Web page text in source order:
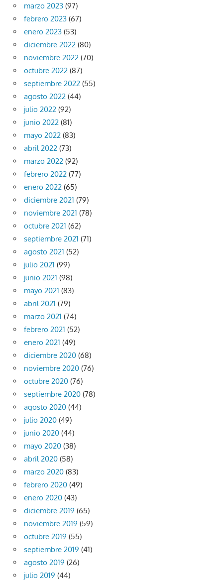
marzo 2023 (97)
febrero 2023 (67)
enero 2023 (53)
diciembre 2022 (80)
noviembre 2022 (70)
octubre 2022 (87)
septiembre 2022 (55)
agosto 2022 (44)
julio 2022 (92)
junio 2022 (81)
mayo 2022 (83)
abril 2022 (73)
marzo 2022 (92)
febrero 2022 (77)
enero 2022 (65)
diciembre 2021 (79)
noviembre 2021 (78)
octubre 2021 (62)
septiembre 2021 (71)
agosto 2021 (52)
julio 2021 (99)
junio 2021 (98)
mayo 2021 (83)
abril 2021 (79)
marzo 2021 (74)
febrero 2021 (52)
enero 2021 (49)
diciembre 2020 (68)
noviembre 2020 (76)
octubre 2020 (76)
septiembre 2020 (78)
agosto 2020 (44)
julio 2020 (49)
junio 2020 (44)
mayo 2020 (38)
abril 2020 (58)
marzo 2020 (83)
febrero 2020 (49)
enero 2020 (43)
diciembre 2019 (65)
noviembre 2019 (59)
octubre 2019 (55)
septiembre 2019 (41)
agosto 2019 (26)
julio 2019 (44)